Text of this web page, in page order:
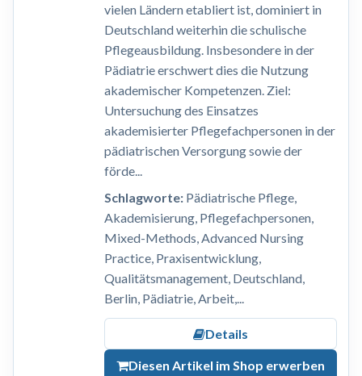
vielen Ländern etabliert ist, dominiert in
Deutschland weiterhin die schulische
Pflegeausbildung. Insbesondere in der
Pädiatrie erschwert dies die Nutzung
akademischer Kompetenzen. Ziel:
Untersuchung des Einsatzes
akademisierter Pflegefachpersonen in der
pädiatrischen Versorgung sowie der
förde...
Schlagworte:Pädiatrische Pflege,
Akademisierung, Pflegefachpersonen,
Mixed-Methods, Advanced Nursing
Practice, Praxisentwicklung,
Qualitätsmanagement, Deutschland,
Berlin, Pädiatrie, Arbeit,...
Details
Diesen Artikel im Shop erwerben